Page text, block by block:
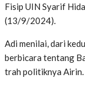
Fisip UIN Syarif
(13/9/2024).
Adi menilai, dari
berbicara tentang
trah politiknya Airin.